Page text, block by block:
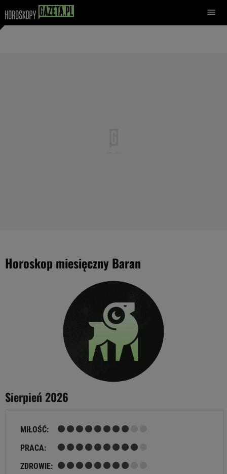
Horoskop miesięczny Baran
Sierpień 2026
MIŁOŚĆ:
PRACA:
ZDROWIE: